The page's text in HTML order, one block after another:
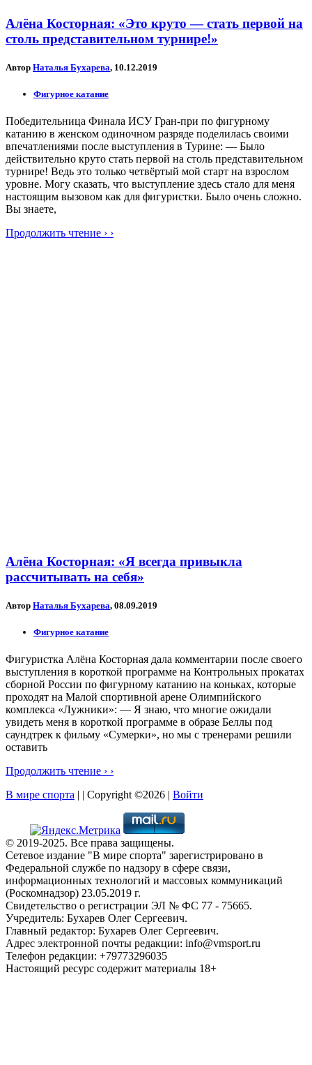
Алёна Косторная: «Это круто — стать первой на
столь представительном турнире!»
Автор Наталья Бухарева, 10.12.2019
Фигурное катание
Победительница Финала ИСУ Гран-при по фигурному
катанию в женском одиночном разряде поделилась своими
впечатлениями после выступления в Турине: — Было
действительно круто стать первой на столь представительном
турнире! Ведь это только четвёртый мой старт на взрослом
уровне. Могу сказать, что выступление здесь стало для меня
настоящим вызовом как для фигуристки. Было очень сложно.
Вы знаете,
Продолжить чтение › ›
Алёна Косторная: «Я всегда привыкла
рассчитывать на себя»
Автор Наталья Бухарева, 08.09.2019
Фигурное катание
Фигуристка Алёна Косторная дала комментарии после своего
выступления в короткой программе на Контрольных прокатах
сборной России по фигурному катанию на коньках, которые
проходят на Малой спортивной арене Олимпийского
комплекса «Лужники»: — Я знаю, что многие ожидали
увидеть меня в короткой программе в образе Беллы под
саундтрек к фильму «Сумерки», но мы с тренерами решили
оставить
Продолжить чтение › ›
В мире спорта | | Copyright ©2026 | Войти
© 2019-2025. Все права защищены.
Сетевое издание "В мире спорта" зарегистрировано в
Федеральной службе по надзору в сфере связи,
информационных технологий и массовых коммуникаций
(Роскомнадзор) 23.05.2019 г.
Свидетельство о регистрации ЭЛ № ФС 77 - 75665.
Учредитель: Бухарев Олег Сергеевич.
Главный редактор: Бухарев Олег Сергеевич.
Адрес электронной почты редакции: info@vmsport.ru
Телефон редакции: +79773296035
Настоящий ресурс содержит материалы 18+